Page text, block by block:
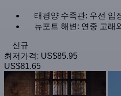
태평양 수족관: 우선 입
뉴포트 해변: 연중 고래
신규
최저가격: US$85.95
US$81.65